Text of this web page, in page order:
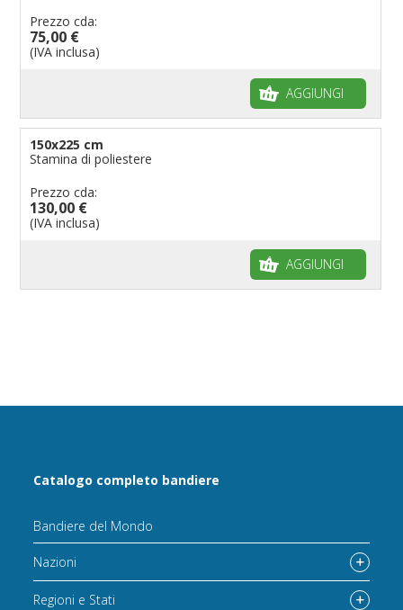
Prezzo cda:
75,00 €
(IVA inclusa)
AGGIUNGI
150x225 cm
Stamina di poliestere
Prezzo cda:
130,00 €
(IVA inclusa)
AGGIUNGI
Catalogo completo bandiere
Bandiere del Mondo
Nazioni
Regioni e Stati